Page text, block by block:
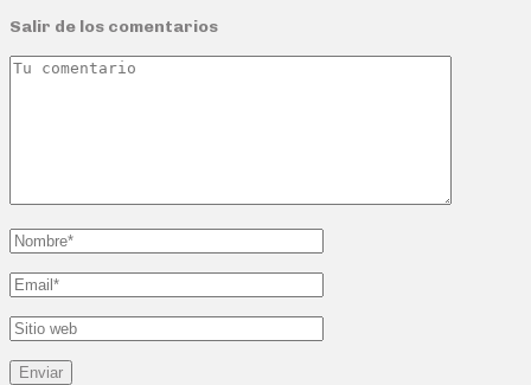
Salir de los comentarios